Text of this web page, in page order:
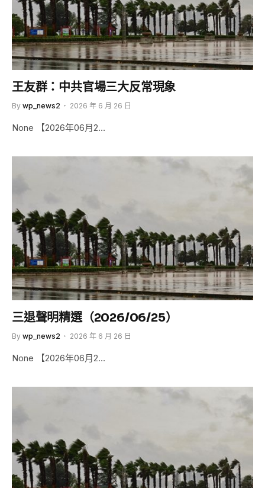
王友群：中共官場三大反常現象
By wp_news2 2026 年 6 月 26 日
None 【2026年06月2…
三退聲明精選（2026/06/25）
By wp_news2 2026 年 6 月 26 日
None 【2026年06月2…